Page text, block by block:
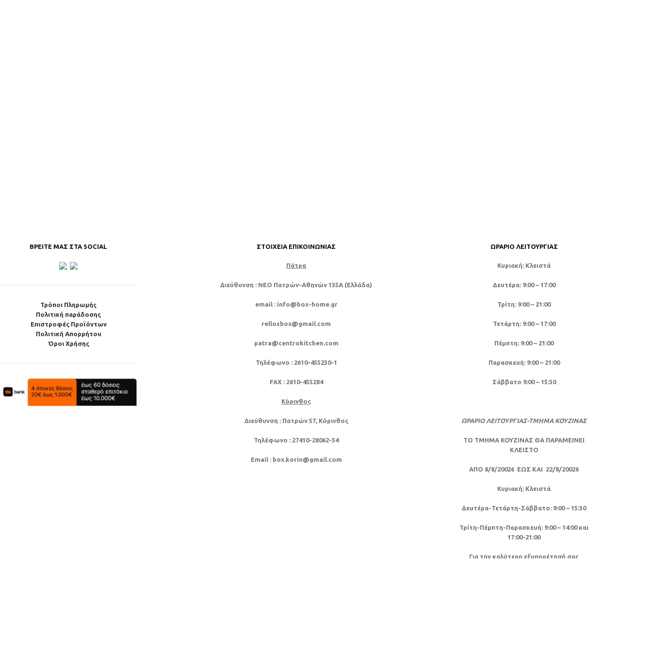
ΒΡΕΊΤΕ ΜΑΣ ΣΤΑ SOCIAL
Τρόποι Πληρωμής
Πολιτική παράδοσης
Επιστροφές Προϊόντων
Πολιτική Απορρήτου
Όροι Χρήσης
ΣΤΟΙΧΕΊΑ ΕΠΙΚΟΙΝΩΝΊΑΣ
Πάτρα
Διεύθυνση : NEO Πατρών-Αθηνών 135Α (Ελλάδα)
email : info@box-home.gr
rellosbox@gmail.com
patra@centrokitchen.com
Τηλέφωνο : 2610-455230-1
FAX: 2610-455284
Κόρινθος
Διεύθυνση : Πατρών 57, Κόρινθος
Τηλέφωνο : 27410-28062-54
Email : box.korin@gmail.com
ΩΡΆΡΙΟ ΛΕΙΤΟΥΡΓΊΑΣ
Κυριακή: Κλειστά
Δευτέρα: 9:00 – 17:00
Τρίτη: 9:00 – 21:00
Τετάρτη: 9:00 – 17:00
Πέμπτη: 9:00 – 21:00
Παρασκευή: 9:00 – 21:00
Σάββατο 9:00 – 15:30
ΩΡΑΡΙΟ ΛΕΙΤΟΥΡΓΙΑΣ-ΤΜΗΜΑ ΚΟΥΖΙΝΑΣ
ΤΟ ΤΜΗΜΑ ΚΟΥΖΙΝΑΣ ΘΑ ΠΑΡΑΜΕΙΝΕΙ
ΚΛΕΙΣΤΟ
ΑΠΟ 8/8/20026 ΕΩΣ ΚΑΙ 22/8/20026
Κυριακή: Κλειστά
Δευτέρα-Τετάρτη-Σάββατο: 9:00 – 15:30
Τρίτη-Πέμπτη-Παρασκευή: 9:00 – 14:00 και
17:00-21:00
Για την καλύτερη εξυπηρέτησή σας